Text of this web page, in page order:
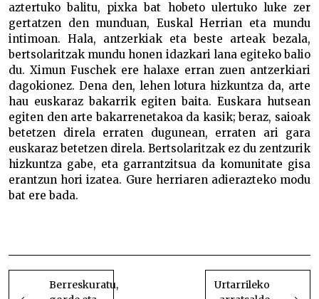
aztertuko balitu, pixka bat hobeto ulertuko luke zer
gertatzen den munduan, Euskal Herrian eta mundu
intimoan. Hala, antzerkiak eta beste arteak bezala,
bertsolaritzak mundu honen idazkari lana egiteko balio
du. Ximun Fuschek ere halaxe erran zuen antzerkiari
dagokionez. Dena den, lehen lotura hizkuntza da, arte
hau euskaraz bakarrik egiten baita. Euskara hutsean
egiten den arte bakarrenetakoa da kasik; beraz, saioak
betetzen direla erraten dugunean, erraten ari gara
euskaraz betetzen direla. Bertsolaritzak ez du zentzurik
hizkuntza gabe, eta garrantzitsua da komunitate gisa
erantzun hori izatea. Gure herriaren adierazteko modu
bat ere bada.
BIDALKETETAN
ZEHARBerreskuratu,
Urtarrileko